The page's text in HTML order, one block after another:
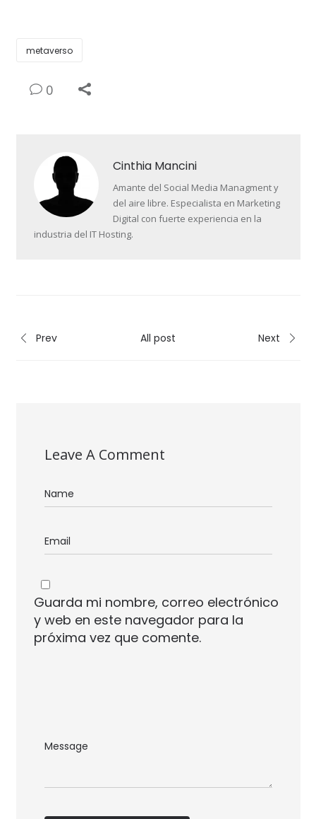
metaverso
0
Cinthia Mancini
Amante del Social Media Managment y
del aire libre. Especialista en Marketing
Digital con fuerte experiencia en la
industria del IT Hosting.
Prev All post Next
Leave A Comment
Guarda mi nombre, correo electrónico
y web en este navegador para la
próxima vez que comente.